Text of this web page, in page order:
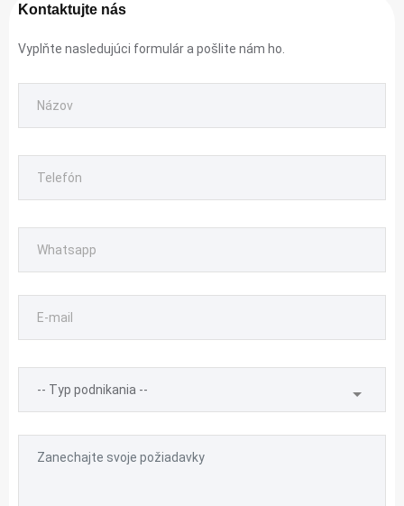
Kontaktujte nás
Vyplňte nasledujúci formulár a pošlite nám ho.